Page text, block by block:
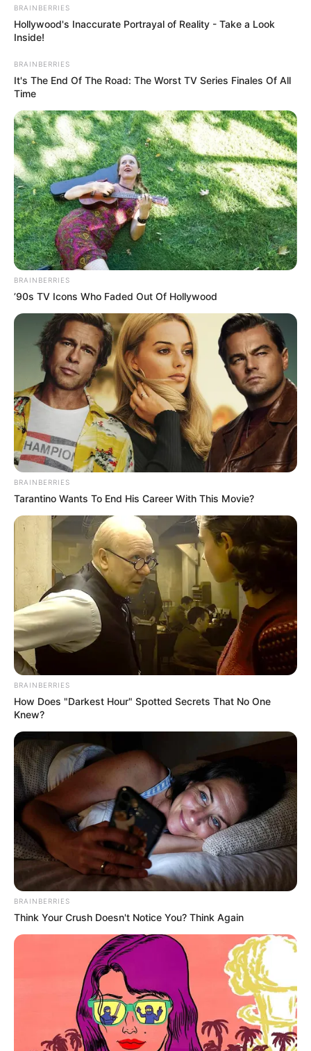
BRAINBERRIES
Hollywood's Inaccurate Portrayal of Reality - Take a Look
Inside!
BRAINBERRIES
It's The End Of The Road: The Worst TV Series Finales Of All
Time
BRAINBERRIES
’90s TV Icons Who Faded Out Of Hollywood
BRAINBERRIES
Tarantino Wants To End His Career With This Movie?
BRAINBERRIES
How Does "Darkest Hour" Spotted Secrets That No One
Knew?
BRAINBERRIES
Think Your Crush Doesn't Notice You? Think Again